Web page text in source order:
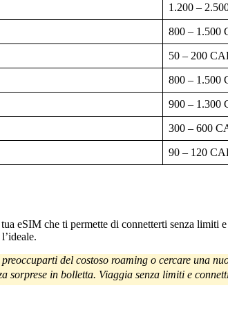
1.200 –
800 – 1.500
50 – 200
800 – 1.500
900 – 1.300
300 – 600
90 – 120
eSIM che ti permette di connetterti senza
del costoso roaming o cercare una
sorprese in bolletta. Viaggia senza limiti e